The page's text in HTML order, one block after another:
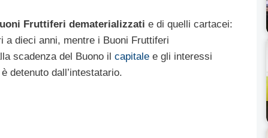
Fruttiferi dematerializzati e di quelli cartacei:
a dieci anni, mentre i Buoni Fruttiferi
scadenza del Buono il capitale e gli interessi
detenuto dall’intestatario.